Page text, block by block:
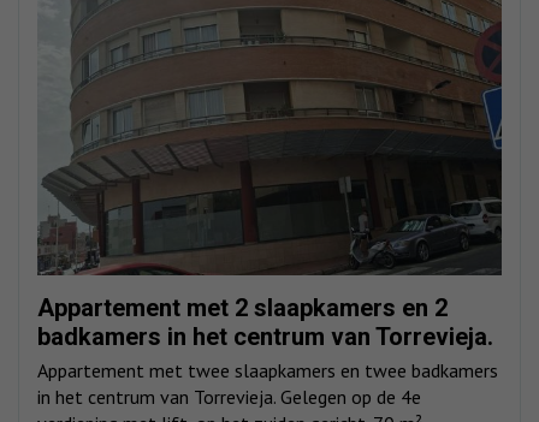
Appartement met 2 slaapkamers en 2
badkamers in het centrum van Torrevieja.
Appartement met twee slaapkamers en twee badkamers
in het centrum van Torrevieja. Gelegen op de 4e